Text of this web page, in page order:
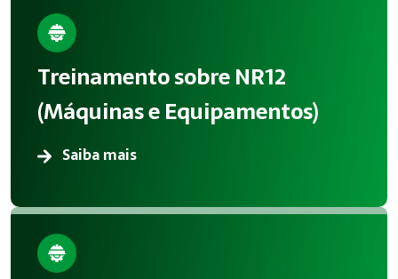
Treinamento sobre NR12
(Máquinas e Equipamentos)
Saiba mais